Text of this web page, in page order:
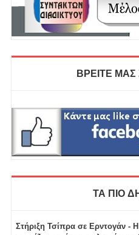
ΒΡΕΙΤΕ ΜΑΣ
ΤΑ ΠΙΟ
Στήριξη Τσίπρα σε Ερντογάν -